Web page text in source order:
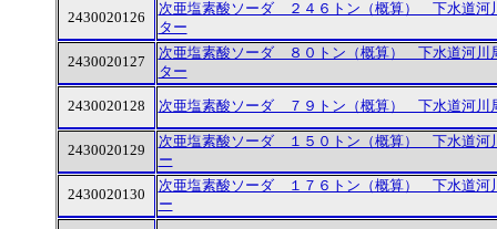
2430020126
次亜塩素酸ソーダ ２４６トン（概算） 下水道河
ター
2430020127
次亜塩素酸ソーダ ８０トン（概算） 下水道河川
ター
2430020128 次亜塩素酸ソーダ ７９トン（概算） 下水道河川
2430020129
次亜塩素酸ソーダ １５０トン（概算） 下水道河
ー
2430020130
次亜塩素酸ソーダ １７６トン（概算） 下水道河
ー